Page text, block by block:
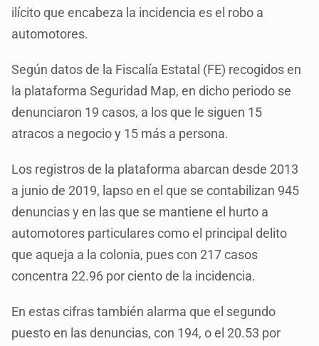
ilícito que encabeza la incidencia es el robo a
automotores.
Según datos de la Fiscalía Estatal (FE) recogidos en
la plataforma Seguridad Map, en dicho periodo se
denunciaron 19 casos, a los que le siguen 15
atracos a negocio y 15 más a persona.
Los registros de la plataforma abarcan desde 2013
a junio de 2019, lapso en el que se contabilizan 945
denuncias y en las que se mantiene el hurto a
automotores particulares como el principal delito
que aqueja a la colonia, pues con 217 casos
concentra 22.96 por ciento de la incidencia.
En estas cifras también alarma que el segundo
puesto en las denuncias, con 194, o el 20.53 por